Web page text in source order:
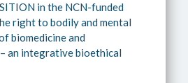
in the NCN-funded
right to bodily and mental
biomedicine and
an integrative bioethical